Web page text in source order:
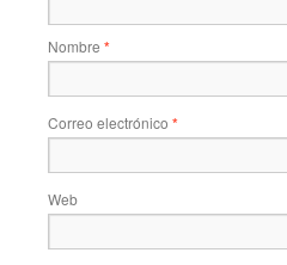
Nombre *
Correo electrónico *
Web